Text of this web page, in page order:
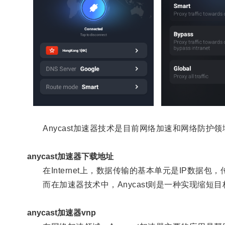
Anycast加速器技术是目前网络加速和网络防护领
anycast加速器下载地址
在Internet上，数据传输的基本单元是IP数据包，
而在加速器技术中，Anycast则是一种实现缩短目
anycast加速器vnp